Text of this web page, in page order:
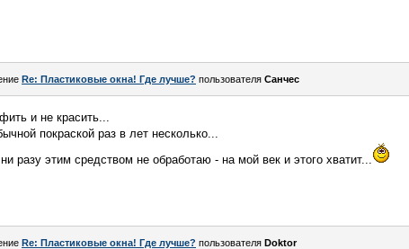
Re: Пластиковые окна! Где лучше? пользователя Санчес
и не красить...
покраской раз в лет несколько...
разу этим средством не обработаю - на мой век и этого хватит...
Re: Пластиковые окна! Где лучше? пользователя Doktor